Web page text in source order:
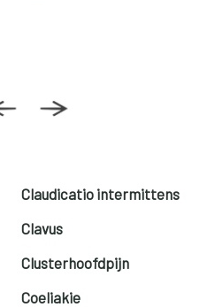
Claudicatio intermittens
Clavus
Clusterhoofdpijn
Coeliakie